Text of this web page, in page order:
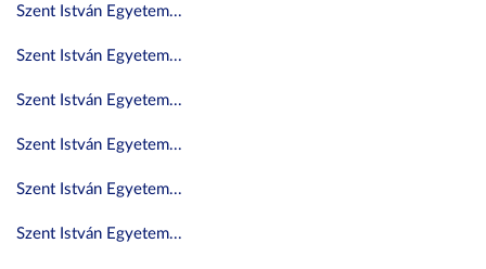
Szent István Egyetem...
Szent István Egyetem...
Szent István Egyetem...
Szent István Egyetem...
Szent István Egyetem...
Szent István Egyetem...